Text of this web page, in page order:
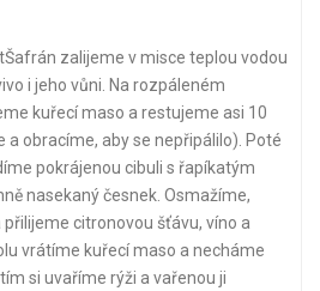
zalijeme v misce teplou vodou
i jeho vůni. Na rozpáleném
kuřecí maso a restujeme asi 10
obracíme, aby se nepřipálilo). Poté
pokrájenou cibuli s řapíkatým
nasekaný česnek. Osmažíme,
citronovou šťávu, víno a
vrátíme kuřecí maso a necháme
si uvaříme rýži a vařenou ji